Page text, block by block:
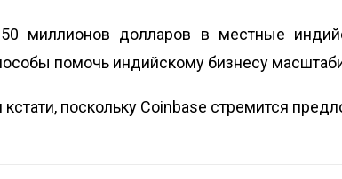
миллионов долларов в местные
помочь индийскому бизнесу
поскольку Coinbase стремится